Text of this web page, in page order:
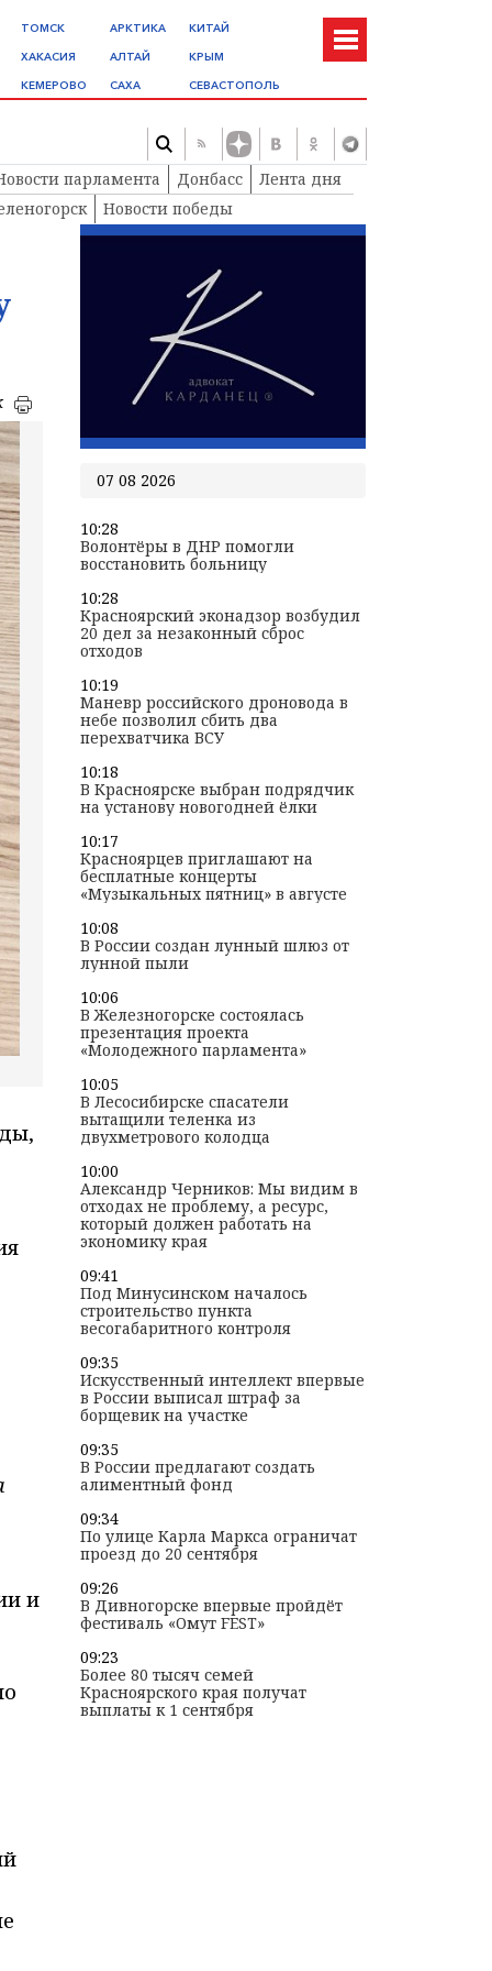
ТОМСК
ХАКАСИЯ
КЕМЕРОВО
АРКТИКА
АЛТАЙ
САХА
КИТАЙ
КРЫМ
СЕВАСТОПОЛЬ
парламента Донбасс
Лента дня
Новости победы
и
07 08 2026
10:28
Волонтёры в ДНР помогли
восстановить больницу
10:28
Красноярский эконадзор возбудил
20 дел за незаконный сброс
отходов
10:19
Маневр российского дроновода в
небе позволил сбить два
перехватчика ВСУ
10:18
В Красноярске выбран подрядчик
на установу новогодней ёлки
10:17
Красноярцев приглашают на
бесплатные концерты
«Музыкальных пятниц» в августе
10:08
В России создан лунный шлюз от
лунной пыли
10:06
В Железногорске состоялась
презентация проекта
«Молодежного парламента»
10:05
В Лесосибирске спасатели
вытащили теленка из
двухметрового колодца
10:00
Александр Черников: Мы видим в
отходах не проблему, а ресурс,
который должен работать на
экономику края
09:41
Под Минусинском началось
строительство пункта
весогабаритного контроля
09:35
Искусственный интеллект впервые
в России выписал штраф за
борщевик на участке
09:35
В России предлагают создать
алиментный фонд
09:34
По улице Карла Маркса​ ограничат
проезд до 20 сентября
09:26
В Дивногорске впервые пройдёт
фестиваль «Омут FEST»
09:23
Более 80 тысяч семей
Красноярского края получат
выплаты к 1 сентября